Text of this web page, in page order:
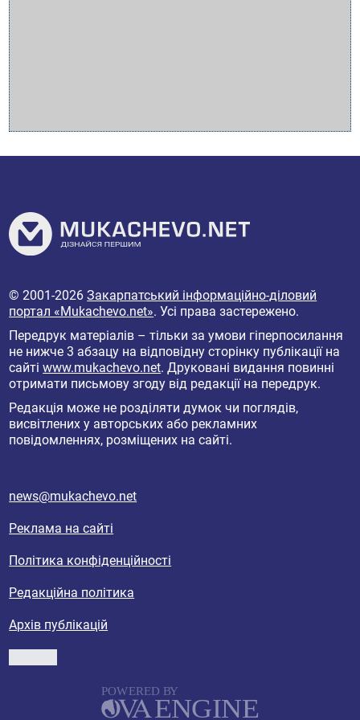
© 2001-2026Закарпатський інформаційно-діловий
портал «Mukachevo.net». Усі права застережено.
Передрук матеріалів – тільки за умови гіперпосилання
не нижче 3 абзацу на відповідну сторінку публікації на
сайтіwww.mukachevo.net. Друковані видання повинні
отримати письмову згоду від редакції на передрук.
Редакція може не розділяти думок чи поглядів,
висвітлених у авторських або рекламних
повідомленнях, розміщених на сайті.
news@mukachevo.net
Реклама на сайті
Політика конфіденційності
Редакційна політика
Архів публікацій